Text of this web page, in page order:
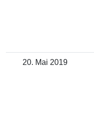
20. Mai 2019